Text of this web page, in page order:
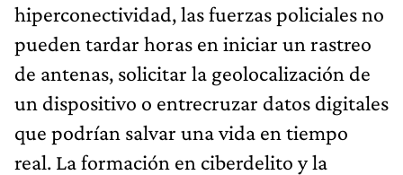
hiperconectividad, las fuerzas policiales no
pueden tardar horas en iniciar un rastreo
de antenas, solicitar la geolocalización de
un dispositivo o entrecruzar datos digitales
que podrían salvar una vida en tiempo
real. La formación en ciberdelito y la